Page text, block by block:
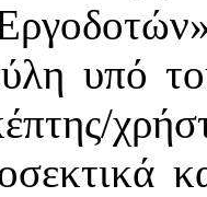
υπό